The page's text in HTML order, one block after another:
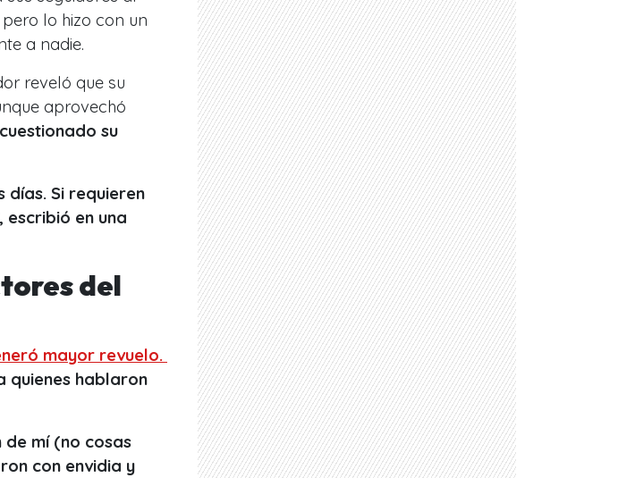
, pero lo hizo con un
a nadie.
reveló que su
aprovechó
su
Si requieren
escribió en una
del
mayor revuelo.
quienes hablaron
de mí (no cosas
con envidia y